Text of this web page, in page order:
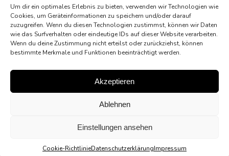
Um dir ein optimales Erlebnis zu bieten, verwenden wir Technologien wie
Cookies, um Geräteinformationen zu speichern und/oder darauf
zuzugreifen. Wenn du diesen Technologien zustimmst, können wir Daten
wie das Surfverhalten oder eindeutige IDs auf dieser Website verarbeiten.
Wenn du deine Zustimmung nicht erteilst oder zurückziehst, können
bestimmte Merkmale und Funktionen beeinträchtigt werden.
Akzeptieren
Ablehnen
Einstellungen ansehen
Cookie-RichtlinieDatenschutzerklärungImpressum
LinkedIn
Datenschutzerklärung
Cookie-Richtlinie (EU)